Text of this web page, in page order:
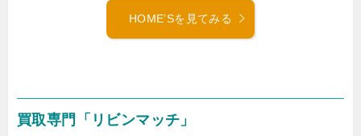
HOME’Sを見てみる
買取専門「リビンマッチ」